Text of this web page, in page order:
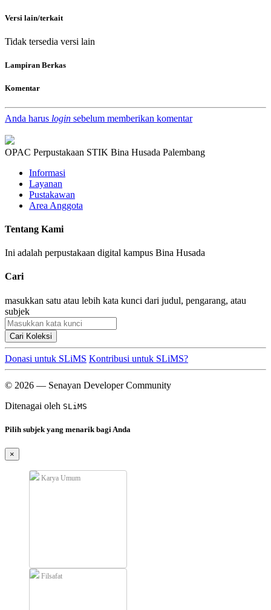
Versi lain/terkait
Tidak tersedia versi lain
Lampiran Berkas
Komentar
Anda harus login sebelum memberikan komentar
OPAC Perpustakaan STIK Bina Husada Palembang
Informasi
Layanan
Pustakawan
Area Anggota
Tentang Kami
Ini adalah perpustakaan digital kampus Bina Husada
Cari
masukkan satu atau lebih kata kunci dari judul, pengarang, atau
subjek
Cari Koleksi
Donasi untuk SLiMS Kontribusi untuk SLiMS?
© 2026 — Senayan Developer Community
Ditenagai oleh SLiMS
Pilih subjek yang menarik bagi Anda
×
Karya Umum
Filsafat